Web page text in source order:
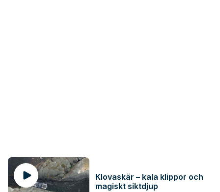
Klovaskär – kala klippor och
magiskt siktdjup